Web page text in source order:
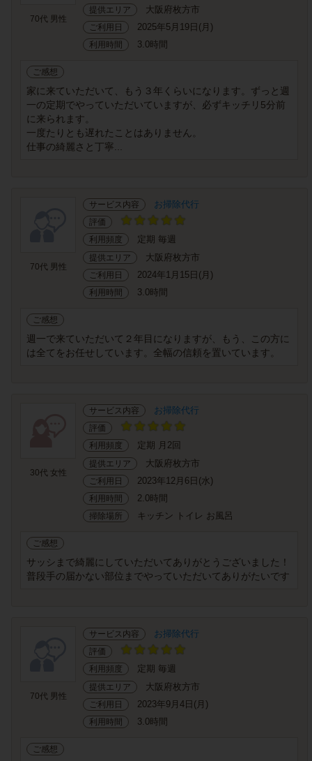
70代 男性
提供エリア 大阪府枚方市
ご利用日 2025年5月19日(月)
利用時間 3.0時間
ご感想
家に来ていただいて、もう３年くらいになります。ずっと週
一の定期でやっていただいていますが、必ずキッチリ5分前
に来られます。
一度たりとも遅れたことはありません。
仕事の綺麗さと丁寧...
70代 男性
サービス内容 お掃除代行
評価
利用頻度
定期 毎週
提供エリア 大阪府枚方市
ご利用日 2024年1月15日(月)
利用時間 3.0時間
ご感想
週一で来ていただいて２年目になりますが、もう、この方に
は全てをお任せしています。全幅の信頼を置いています。
30代 女性
サービス内容 お掃除代行
評価
利用頻度
定期 月2回
提供エリア 大阪府枚方市
ご利用日 2023年12月6日(水)
利用時間 2.0時間
掃除場所 キッチン トイレ お風呂
ご感想
サッシまで綺麗にしていただいてありがとうございました！
普段手の届かない部位までやっていただいてありがたいです
70代 男性
サービス内容 お掃除代行
評価
利用頻度
定期 毎週
提供エリア 大阪府枚方市
ご利用日 2023年9月4日(月)
利用時間 3.0時間
ご感想